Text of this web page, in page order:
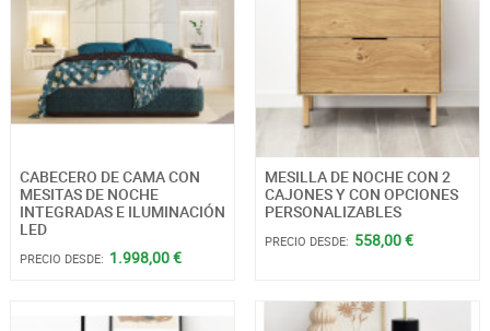
CABECERO DE CAMA CON
MESITAS DE NOCHE
INTEGRADAS E ILUMINACIÓN
LED
PRECIO DESDE: 1.998,00 €
MESILLA DE NOCHE CON 2
CAJONES Y CON OPCIONES
PERSONALIZABLES
PRECIO DESDE: 558,00 €